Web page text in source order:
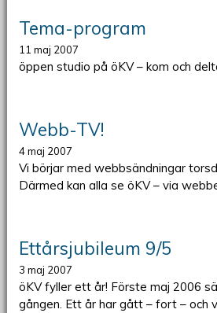
Tema-program
11 maj 2007
öppen studio på öKV – kom och
Webb-TV!
4 maj 2007
Vi börjar med webbsändningar
Därmed kan alla se öKV – via
Ettårsjubileum 9/5
3 maj 2007
öKV fyller ett år! Förste maj 2006
gången. Ett år har gått – fort – och